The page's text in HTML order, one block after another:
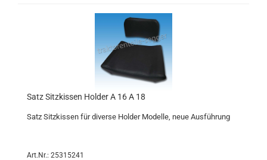
Satz Sitzkissen Holder A 16 A 18
Satz Sitzkissen für diverse Holder Modelle, neue Ausführung
Art.Nr.: 25315241